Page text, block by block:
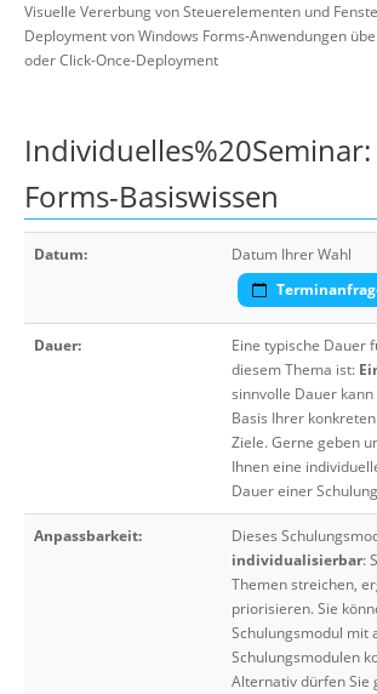
Visuelle Vererbung von Steuerelementen und
Deployment von Windows Forms-Anwendungen
oder Click-Once-Deployment
Forms-Basiswissen
Datum:
Datum Ihrer Wahl
Dauer:
Eine typische Dauer
diesem Thema ist:
sinnvolle Dauer
Basis Ihrer
Ziele. Gerne geben
Ihnen eine
Dauer einer
Anpassbarkeit: Dieses
individualisierbar:
Themen streichen,
priorisieren. Sie
Schulungsmodul mit
Schulungsmodulen
Alternativ dürfen Sie